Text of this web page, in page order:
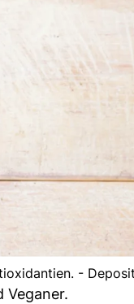
-
Veganer.